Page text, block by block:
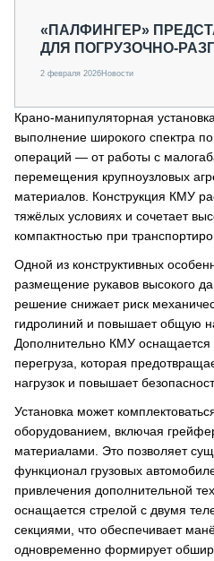
О ПРОЕКТЕ
«ПАЛФИНГЕР»
ДЛЯ ПОГРУЗОЧНО-
2 февраля 2026Новости
Крано-манипуляторная
выполнение широкого спектра
операций — от работы с
перемещения крупноузловых
материалов. Конструкция КМУ
тяжёлых условиях и сочетает
компактностью при
Одной из конструктивных
размещение рукавов высокого
решение снижает риск
гидролиний и повышает общую
Дополнительно КМУ оснащается
перегруза, которая
нагрузок и повышает
Установка может
оборудованием, включая
материалами. Это позволяет
функционал грузовых
привлечения дополнительной
оснащается стрелой с двумя
секциями, что обеспечивает
одновременно формирует